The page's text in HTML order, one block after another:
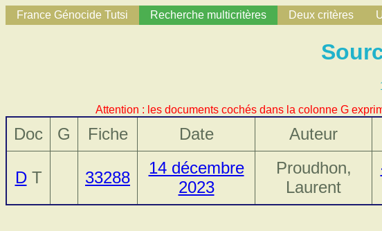
France Génocide Tutsi Recherche multicritères Deux critères
Attention : les documents cochés dans la colonne G
Doc G Fiche Date Auteur
DT 33288
14 décembre
2023
Proudhon,
Laurent